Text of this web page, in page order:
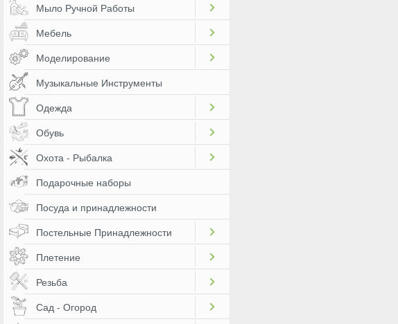
Мыло Ручной Работы
Мебель
Моделирование
Музыкальные Инструменты
Одежда
Обувь
Охота - Рыбалка
Подарочные наборы
Посуда и принадлежности
Постельные Принадлежности
Плетение
Резьба
Сад - Огород